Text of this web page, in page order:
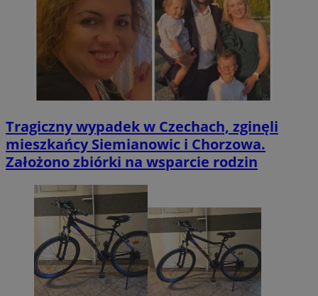
Tragiczny wypadek w Czechach, zginęli
mieszkańcy Siemianowic i Chorzowa.
Założono zbiórki na wsparcie rodzin